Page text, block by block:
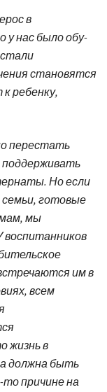
в
у нас было обу­
стали
становятся
ребенку,
перестать
Но если
готовые
мы
воспитанников
им в
всем
жизнь в
должна быть
то причине на